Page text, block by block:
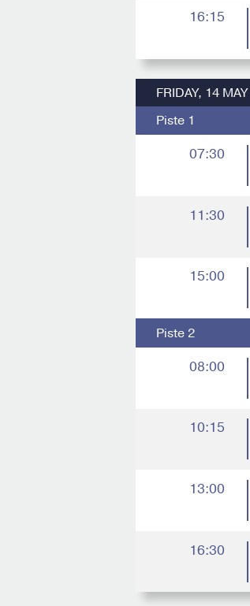
16:15
FRIDAY, 14
Piste 1
07:30
11:30
15:00
Piste 2
08:00
10:15
13:00
16:30